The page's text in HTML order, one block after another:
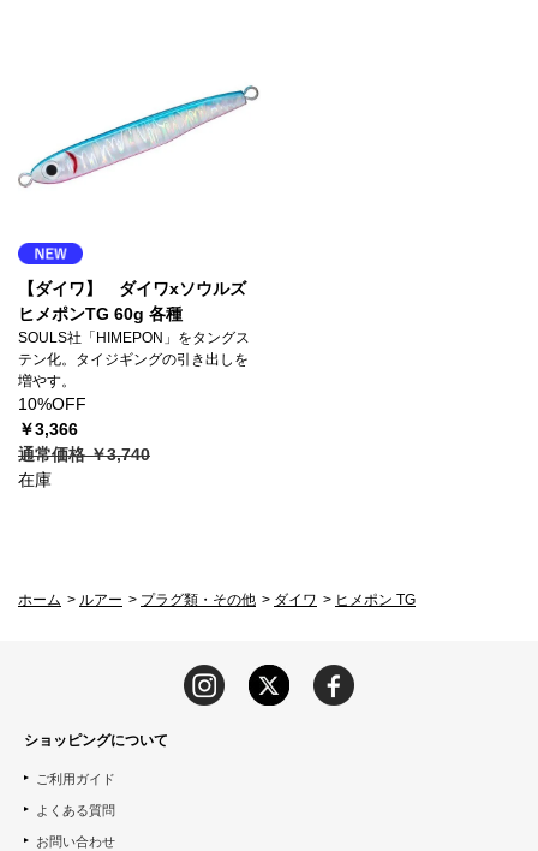
【ダイワ】 ダイワxソウルズ
ヒメポンTG 60g 各種
SOULS社「HIMEPON」をタングス
テン化。タイジギングの引き出しを
増やす。
10%OFF
￥3,366
通常価格 ￥3,740
在庫
ホーム > ルアー > プラグ類・その他 > ダイワ > ヒメポン TG
ショッピングについて
ご利用ガイド
よくある質問
お問い合わせ